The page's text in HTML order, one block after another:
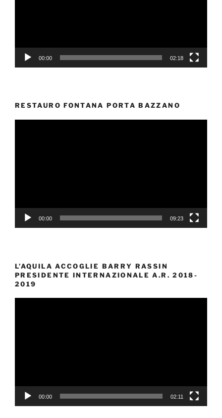
00:00 02:18
RESTAURO FONTANA PORTA BAZZANO
00:00 09:23
L’AQUILA ACCOGLIE BARRY RASSIN
PRESIDENTE INTERNAZIONALE A.R. 2018-
2019
00:00 02:11